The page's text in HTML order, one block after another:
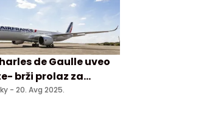
de Gaulle uveo
brži prolaz za
putnike kroz
- 20. Avg 2025.